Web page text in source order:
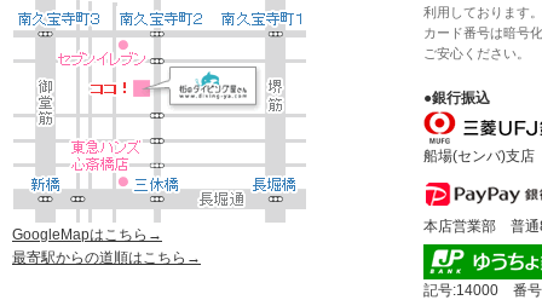
GoogleMapはこちら→
最寄駅からの道順はこちら→
利用しております。
カード番号は暗号
ご安心ください。
●銀行振込
船場(センバ)支
本店営業部 普通
記号:14000 番号